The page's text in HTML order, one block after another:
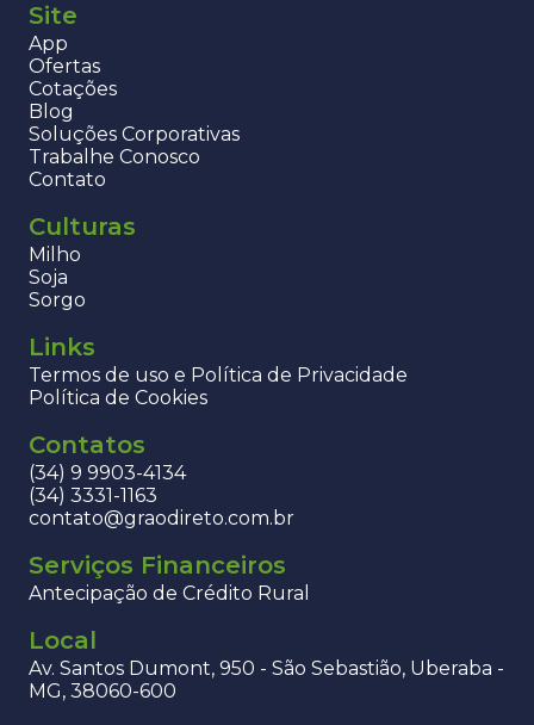
Site
App
Ofertas
Cotações
Blog
Soluções Corporativas
Trabalhe Conosco
Contato
Culturas
Milho
Soja
Sorgo
Links
Termos de uso e Política de Privacidade
Política de Cookies
Contatos
(34) 9 9903-4134
(34) 3331-1163
contato@graodireto.com.br
Serviços Financeiros
Antecipação de Crédito Rural
Local
Av. Santos Dumont, 950 - São Sebastião, Uberaba -
MG, 38060-600